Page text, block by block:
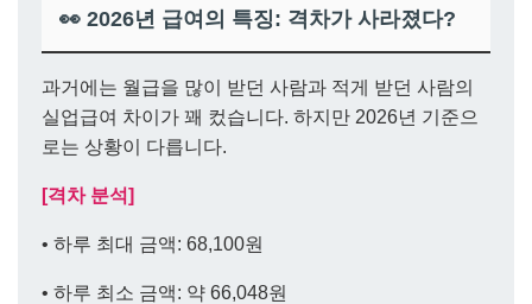
👀 2026년 급여의 특징: 격차가 사라졌다?
과거에는 월급을 많이 받던 사람과 적게 받던 사람의
실업급여 차이가 꽤 컸습니다. 하지만 2026년 기준으
로는 상황이 다릅니다.
[격차 분석]
• 하루 최대 금액: 68,100원
• 하루 최소 금액: 약 66,048원